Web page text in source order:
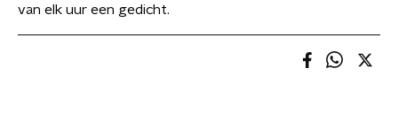
van elk uur een gedicht.